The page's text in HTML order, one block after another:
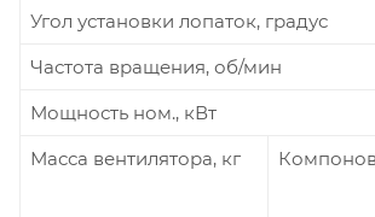
Угол установки лопаток, градус
Частота вращения, об/мин
Мощность ном., кВт
Масса вентилятора, кг